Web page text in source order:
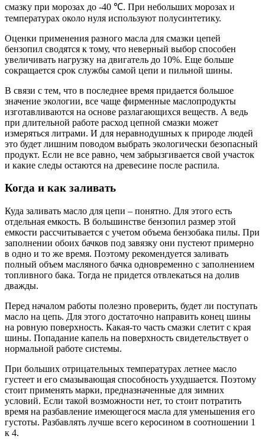
смазку при морозах до -40 ℃. При небольших морозах и
температурах около нуля используют полусинтетику.
Оценки применения разного масла для смазки цепей
бензопил сводятся к тому, что неверный выбор способен
увеличивать нагрузку на двигатель до 10%. Еще больше
сокращается срок службы самой цепи и пильной шины.
В связи с тем, что в последнее время придается большое
значение экологии, все чаще фирменные маслопродукты
изготавливаются на основе разлагающихся веществ. А ведь
при длительной работе расход цепной смазки может
измеряться литрами. И для неравнодушных к природе людей
это будет лишним поводом выбрать экологически безопасный
продукт. Если не все равно, чем забрызгивается свой участок
и какие следы остаются на древесине после распила.
Когда и как заливать
Куда заливать масло для цепи – понятно. Для этого есть
отдельная емкость. В большинстве бензопил размер этой
емкости рассчитывается с учетом объема бензобака пилы. При
заполнении обоих бачков под завязку они пустеют примерно
в одно и то же время. Поэтому рекомендуется заливать
полный объем масляного бачка одновременно с заполнением
топливного бака. Тогда не придется отвлекаться на долив
дважды.
Перед началом работы полезно проверить, будет ли поступать
масло на цепь. Для этого достаточно направить конец шины
на ровную поверхность. Какая-то часть смазки слетит с края
шины. Попадание капель на поверхность свидетельствует о
нормальной работе системы.
При больших отрицательных температурах летнее масло
густеет и его смазывающая способность ухудшается. Поэтому
стоит применять марки, предназначенные для зимних
условий. Если такой возможности нет, то стоит потратить
время на разбавление имеющегося масла для уменьшения его
густоты. Разбавлять лучше всего керосином в соотношении 1
к 4.